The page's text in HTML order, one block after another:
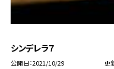
シンデレラ７
公開日 2021/10/29 更